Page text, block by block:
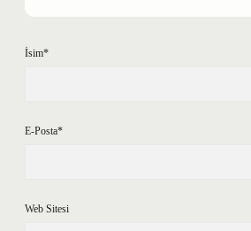
İsim*
E-Posta*
Web Sitesi